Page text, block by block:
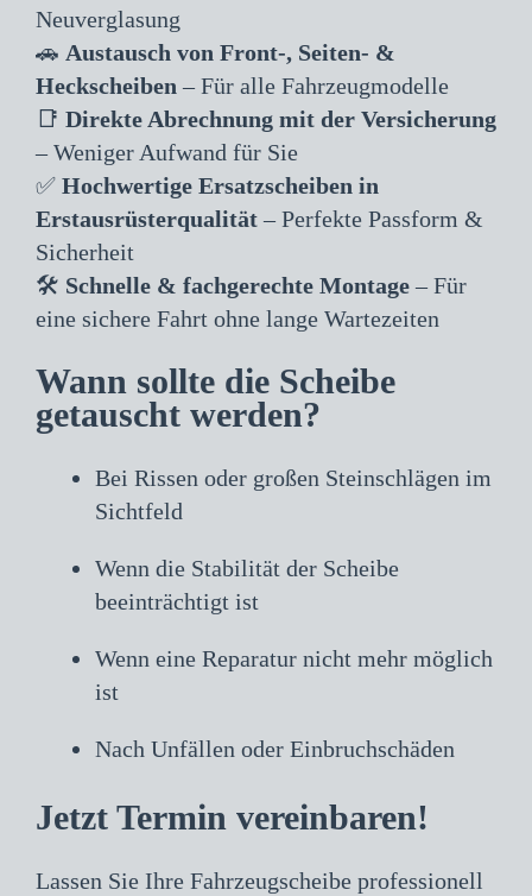
Neuverglasung
🚗 Austausch von Front-, Seiten- &
Heckscheiben – Für alle Fahrzeugmodelle
📑 Direkte Abrechnung mit der Versicherung
– Weniger Aufwand für Sie
✅ Hochwertige Ersatzscheiben in
Erstausrüsterqualität – Perfekte Passform &
Sicherheit
🛠 Schnelle & fachgerechte Montage – Für
eine sichere Fahrt ohne lange Wartezeiten
Wann sollte die Scheibe
getauscht werden?
Bei Rissen oder großen Steinschlägen im
Sichtfeld
Wenn die Stabilität der Scheibe
beeinträchtigt ist
Wenn eine Reparatur nicht mehr möglich
ist
Nach Unfällen oder Einbruchschäden
Jetzt Termin vereinbaren!
Lassen Sie Ihre Fahrzeugscheibe professionell